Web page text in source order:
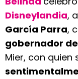
Disneylandia,
García Parra,
gobernador
Mier, con quien